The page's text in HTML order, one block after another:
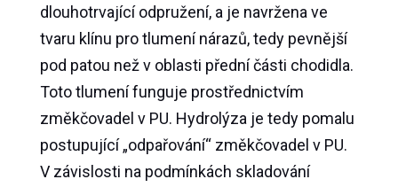
dlouhotrvající odpružení, a je navržena ve
tvaru klínu pro tlumení nárazů, tedy pevnější
pod patou než v oblasti přední části chodidla.
Toto tlumení funguje prostřednictvím
změkčovadel v PU. Hydrolýza je tedy pomalu
postupující „odpařování“ změkčovadel v PU.
V závislosti na podmínkách skladování